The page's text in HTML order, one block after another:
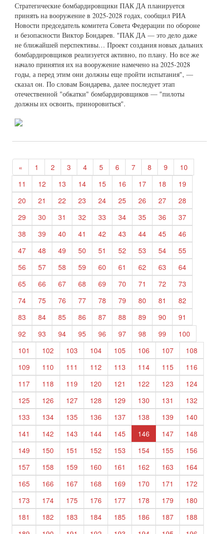
Стратегические бомбардировщики ПАК ДА планируется
принять на вооружение в 2025-2028 годах, сообщил РИА
Новости председатель комитета Совета Федерации по обороне
и безопасности Виктор Бондарев. "ПАК ДА — это дело даже
не ближайшей перспективы… Проект создания новых дальних
бомбардировщиков реализуется активно, по плану. Но все же
начало принятия их на вооружение намечено на 2025-2028
годы, а перед этим они должны еще пройти испытания", —
сказал он. По словам Бондарева, далее последует этап
отечественной "обкатки" бомбардировщиков — "пилоты
должны их освоить, приноровиться".
« 1 2 3 4 5 6 7 8 9
10
11
12 13 14 15 16 17 18
19
20
21 22 23 24 25 26 27
28
29
30 31 32 33 34 35 36
37
38
39 40 41 42 43 44 45
46
47
48 49 50 51 52 53 54
55
56
57 58 59 60 61 62 63
64
65
66 67 68 69 70 71 72
73
74
75 76 77 78 79 80 81
82
83
84 85 86 87 88 89 90
91
92
93 94 95 96 97 98 99
100
101
102 103 104 105 106 107
108
109
110 111 112 113 114 115
116
117
118 119 120 121 122 123
124
125
126 127 128 129 130 131
132
133
134 135 136 137 138 139
140
141
142 143 144 145 146 147
148
149
150 151 152 153 154 155
156
157
158 159 160 161 162 163
164
165
166 167 168 169 170 171
172
173
174 175 176 177 178 179
180
181
182 183 184 185 186 187
188